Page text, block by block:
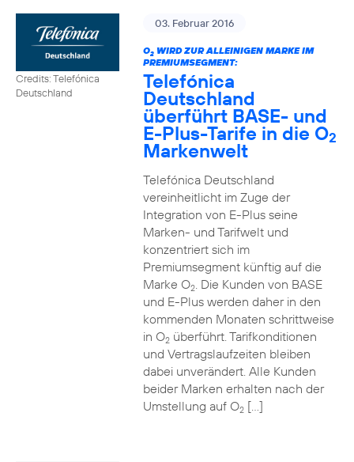
Credits: Telefónica
Deutschland
03. Februar 2016
O2WIRD ZUR ALLEINIGEN MARKE IM
PREMIUMSEGMENT:
Telefónica
Deutschland
überführt BASE- und
E-Plus-Tarife in die O2
Markenwelt
Telefónica Deutschland
vereinheitlicht im Zuge der
Integration von E-Plus seine
Marken- und Tarifwelt und
konzentriert sich im
Premiumsegment künftig auf die
Marke O2. Die Kunden von BASE
und E-Plus werden daher in den
kommenden Monaten schrittweise
in O2überführt. Tarifkonditionen
und Vertragslaufzeiten bleiben
dabei unverändert. Alle Kunden
beider Marken erhalten nach der
Umstellung auf O2[…]